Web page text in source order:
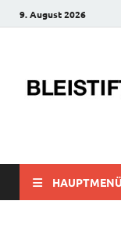
9. August 2026
HAUPTMENÜ